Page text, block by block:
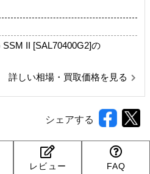
II [SAL70400G2]の
詳しい相場・買取価格を見る
シェアする
レビュー FAQ